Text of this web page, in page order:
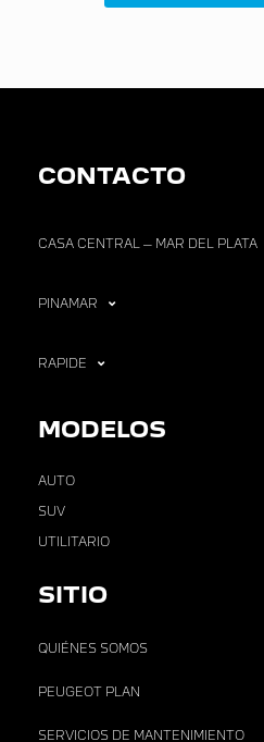
CONTACTO
CASA CENTRAL – MAR DEL PLATA
PINAMAR
RAPIDE
MODELOS
AUTO
SUV
UTILITARIO
SITIO
QUIÉNES SOMOS
PEUGEOT PLAN
SERVICIOS DE MANTENIMIENTO